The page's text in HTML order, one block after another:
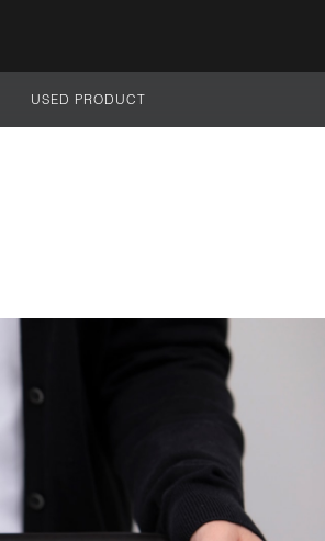
USED PRODUCT